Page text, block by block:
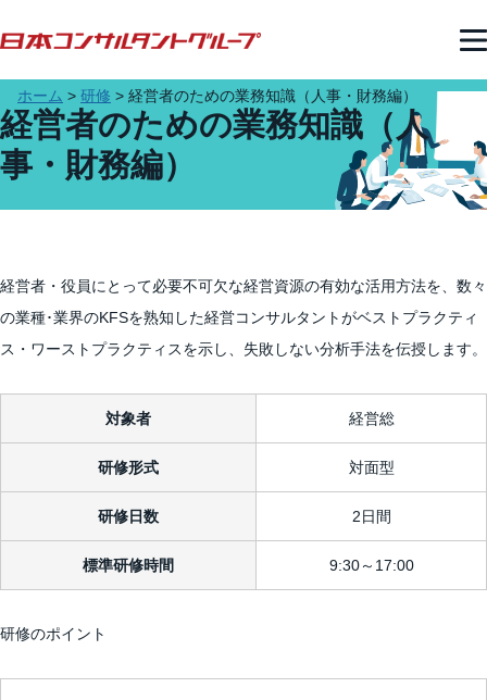
ホーム > 研修 > 経営者のための業務知識（人事・財務編）
経営者のための業務知識（人
事・財務編）
経営者・役員にとって必要不可欠な経営資源の有効な活用方法を、数々
の業種･業界のKFSを熟知した経営コンサルタントがベストプラクティ
ス・ワーストプラクティスを示し、失敗しない分析手法を伝授します。
対象者 経営総
研修形式 対面型
研修日数 2日間
標準研修時間 9:30～17:00
研修のポイント